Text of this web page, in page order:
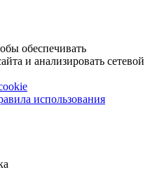
обеспечивать
и анализировать сетевой
использования